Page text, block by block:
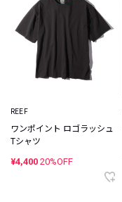
REEF
ワンポイント ロゴラッシュ
Tシャツ
¥4,400 20%OFF